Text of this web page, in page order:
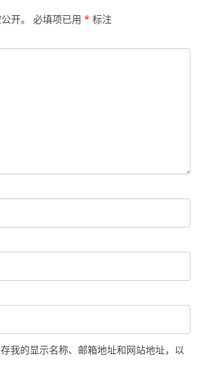
开。 必填项已用 * 标注
我的显示名称、邮箱地址和网站地址，以